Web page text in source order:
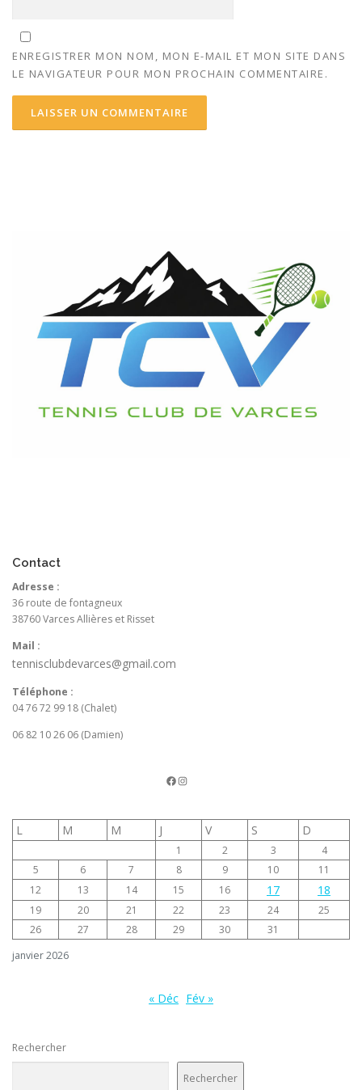
ENREGISTRER MON NOM, MON E-MAIL ET MON SITE DANS
LE NAVIGATEUR POUR MON PROCHAIN COMMENTAIRE.
Contact
Adresse :
36 route de fontagneux
38760 Varces Allières et Risset
Mail :
tennisclubdevarces@gmail.com
Téléphone :
04 76 72 99 18 (Chalet)
06 82 10 26 06 (Damien)
La page FB du TCV Instagram
janvier 2026
L M M J V S D
1 2 3
4
5
6 7 8 9 10
11
12
13 14 15 16 17 18
19 20 21 22 23 24
25
26
27 28 29 30 31
« Déc Fév »
Rechercher
Rechercher